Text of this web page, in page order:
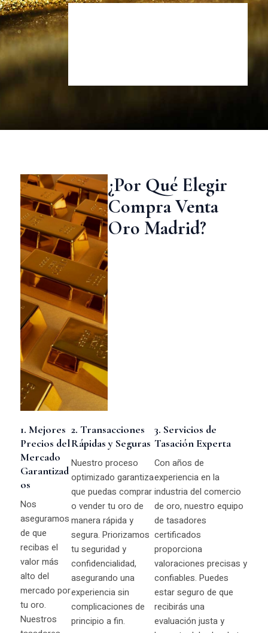
¿Por Qué Elegir
Compra Venta
Oro Madrid?
1. Mejores
Precios del
Mercado
Garantizad
os
Nos
aseguramos
de que
recibas el
valor más
alto del
mercado por
tu oro.
Nuestros
2. Transacciones
Rápidas y Seguras
Nuestro proceso
optimizado garantiza
que puedas comprar
o vender tu oro de
manera rápida y
segura. Priorizamos
tu seguridad y
confidencialidad,
asegurando una
experiencia sin
complicaciones de
principio a fin.
3. Servicios de
Tasación Experta
Con años de
experiencia en la
industria del comercio
de oro, nuestro equipo
de tasadores
certificados
proporciona
valoraciones precisas y
confiables. Puedes
estar seguro de que
recibirás una
evaluación justa y